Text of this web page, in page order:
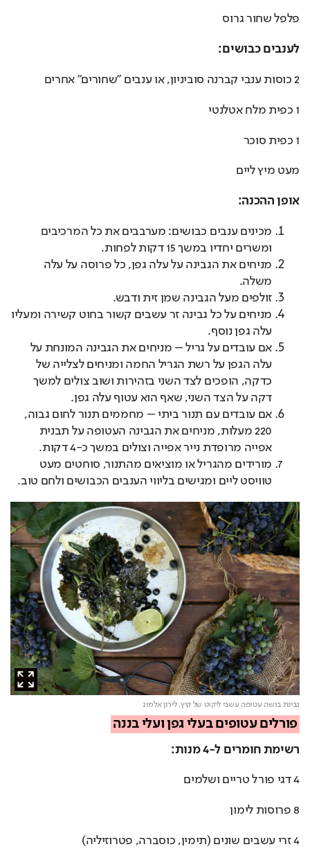
פלפל שחור גרוס
לענבים כבושים:
מעט מיץ ליים
אופן ההכנה:
מכינים ענבים כבושים: מערבבים את כל המרכיבים
ומשרים יחדיו במשך 15 דקות לפחות.
מניחים את הגבינה על עלה גפן, כל פרוסה על עלה
משלה.
זולפים מעל הגבינה שמן זית ודבש.
מניחים על כל גבינה זר עשבים קשור בחוט קשירה ומעליו
עלה גפן נוסף.
אם עובדים על גריל – מניחים את הגבינה המונחת על
עלה הגפן על רשת הגריל החמה ומניחים לצלייה של
כדקה, הופכים לצד השני בזהירות ושוב צולים למשך
דקה על הצד השני, שאף הוא עטוף עלה גפן.
אם עובדים עם תנור ביתי – מחממים תנור לחום גבוה,
220 מעלות, מניחים את הגבינה העטופה על תבנית
אפייה מרופדת נייר אפייה וצולים במשך כ-4 דקות.
מורידים מהגריל או מוציאים מהתנור, סוחטים מעט
טוויסט ליים ומגישים בליווי הענבים הכבושים ולחם טוב.
גבינת בושה עטופה עשבי ליקוט של קיץ,לירון אלמוג
פורלים עטופים בעלי גפן ועלי בננה
רשימת חומרים ל-4 מנות: